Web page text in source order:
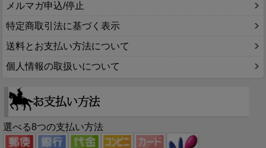
メルマガ申込/停止
特定商取引法に基づく表示
送料とお支払い方法について
個人情報の取扱いについて
選べる8つの支払い方法